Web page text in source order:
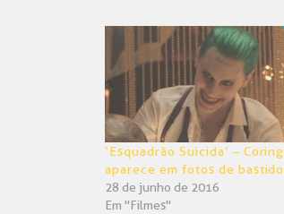
em
janela)
em
nova
janela)
‘Esquadrão Suicida’ –
aparece em fotos de
28 de junho de 2016
Em "Filmes"